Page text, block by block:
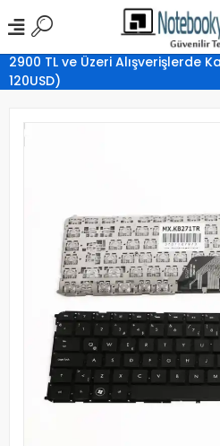
2900 TL ve Üzeri Alışverişlerde
120USD)